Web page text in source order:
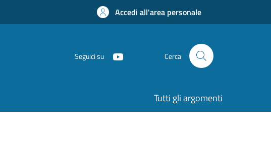
Accedi all'area personale
Seguici su Cerca
Tutti gli argomenti